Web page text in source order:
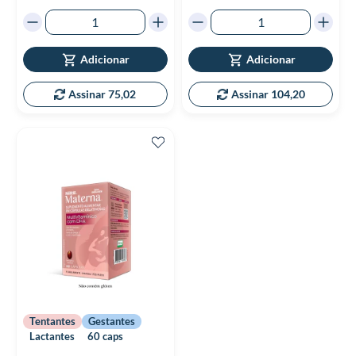
Adicionar
Assinar 75,02
Adicionar
Assinar 104,20
Tentantes
Gestantes
Lactantes
60 caps